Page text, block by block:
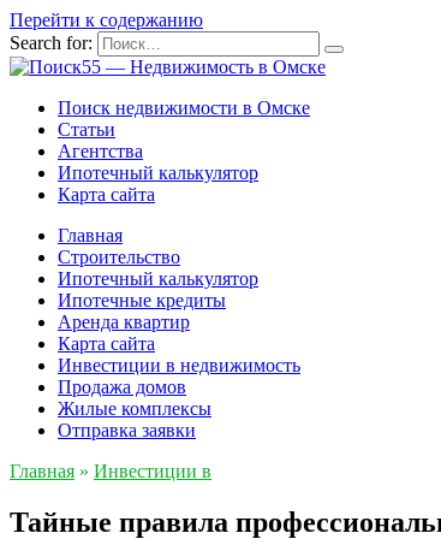
Перейти к содержанию
Search for:
Поиск недвижимости в Омске
Статьи
Агентства
Ипотечный калькулятор
Карта сайта
Главная
Строительство
Ипотечный калькулятор
Ипотечные кредиты
Аренда квартир
Карта сайта
Инвестиции в недвижимость
Продажа домов
Жилые комплексы
Отправка заявки
Главная » Инвестиции в
Тайные правила